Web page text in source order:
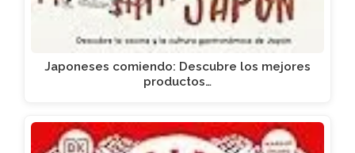
Japoneses comiendo: Descubre los mejores
productos…